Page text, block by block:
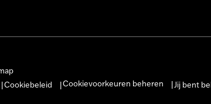
Cookiebeleid Cookievoorkeuren beheren Jij bent